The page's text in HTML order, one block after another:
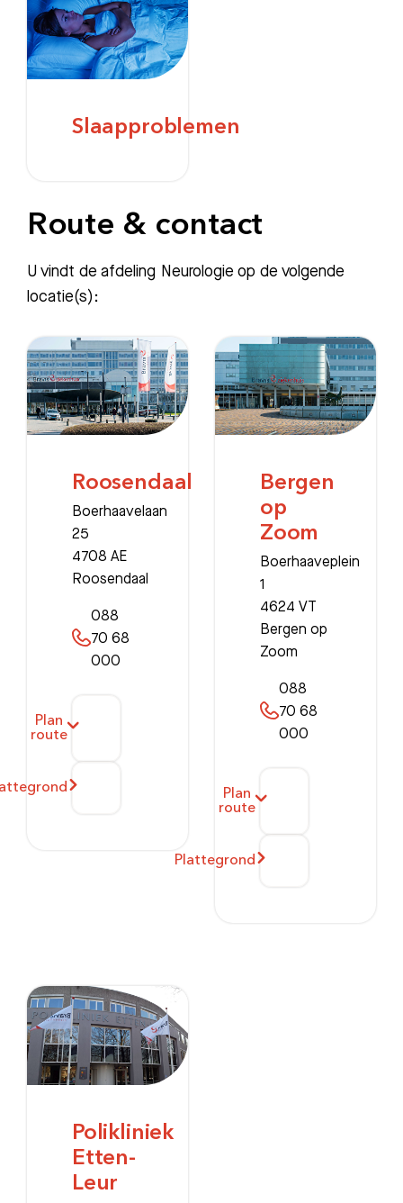
Afspraak maken
Afdelingen
Slaapproblemen
Route & contact
U vindt de afdeling Neurologie op de volgende
locatie(s):
Roosendaal
Boerhaavelaan
25
4708 AE
Roosendaal
088
70 68
000
Plan
route
Bergen
op
Zoom
Boerhaaveplein
1
4624 VT
Bergen op
Zoom
088
70 68
000
Plan
route
Plattegrond
Polikliniek
Etten-
Leur